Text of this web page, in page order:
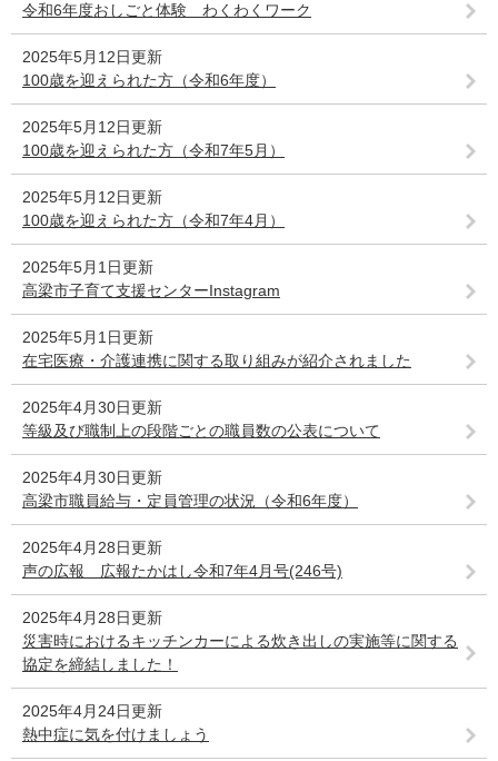
令和6年度おしごと体験 わくわくワーク
2025年5月12日更新
100歳を迎えられた方（令和6年度）
2025年5月12日更新
100歳を迎えられた方（令和7年5月）
2025年5月12日更新
100歳を迎えられた方（令和7年4月）
2025年5月1日更新
高梁市子育て支援センターInstagram
2025年5月1日更新
在宅医療・介護連携に関する取り組みが紹介されました
2025年4月30日更新
等級及び職制上の段階ごとの職員数の公表について
2025年4月30日更新
高梁市職員給与・定員管理の状況（令和6年度）
2025年4月28日更新
声の広報 広報たかはし令和7年4月号(246号)
2025年4月28日更新
災害時におけるキッチンカーによる炊き出しの実施等に関する
協定を締結しました！
2025年4月24日更新
熱中症に気を付けましょう